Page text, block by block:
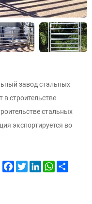
завод стальных
в строительстве
стальных
экспортируется во
FacebookTwitterLinkedInWhatsApp